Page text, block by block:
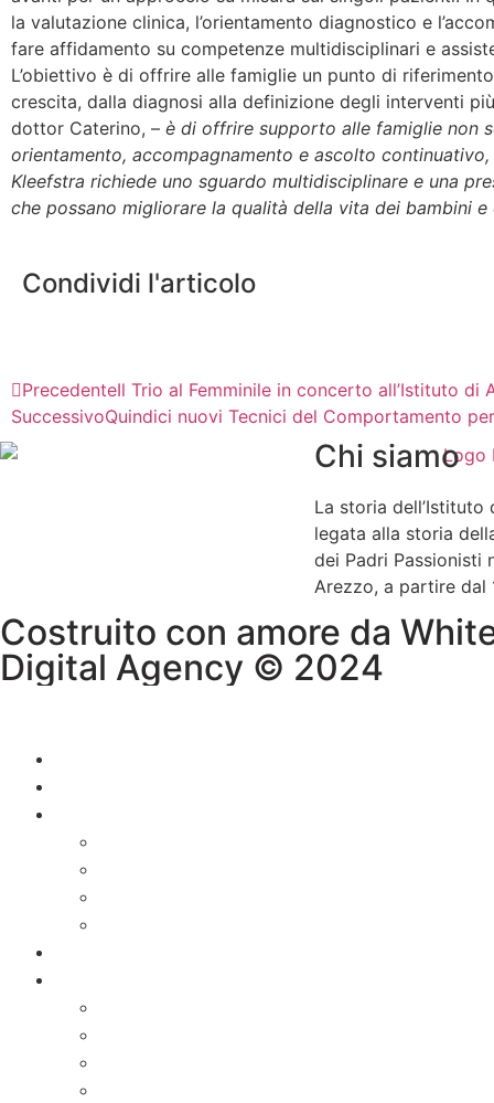
la valutazione clinica, l’orientamento diagnostico e
fare affidamento su competenze multidisciplinari e
L’obiettivo è di offrire alle famiglie un punto di
crescita, dalla diagnosi alla definizione degli interventi
dottor Caterino, – è di offrire supporto alle famiglie non
orientamento, accompagnamento e ascolto
Kleefstra richiede uno sguardo multidisciplinare e una
che possano migliorare la qualità della vita dei bambini
Condividi l'articolo
PrecedenteIl Trio al Femminile in concerto all’Istituto di
SuccessivoQuindici nuovi Tecnici del Comportamento
Chi siamo
La storia dell’Istituto
legata alla storia
dei Padri Passionisti
Arezzo, a partire dal
Costruito con amore da
Digital Agency © 2024